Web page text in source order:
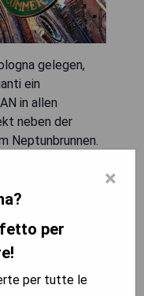
gelegen,
ein
in allen
neben der
Neptunbrunnen.
Das Hotel ist
und zeichnet
einen
Einrichtungen
×
per
per tutte le